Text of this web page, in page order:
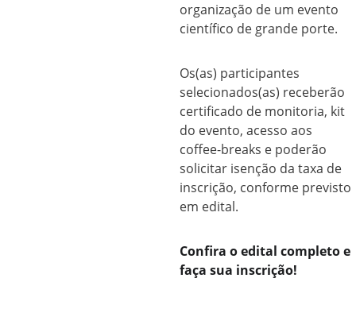
organização de um evento
científico de grande porte.
Os(as) participantes
selecionados(as) receberão
certificado de monitoria, kit
do evento, acesso aos
coffee-breaks e poderão
solicitar isenção da taxa de
inscrição, conforme previsto
em edital.
Confira o edital completo e
faça sua inscrição!